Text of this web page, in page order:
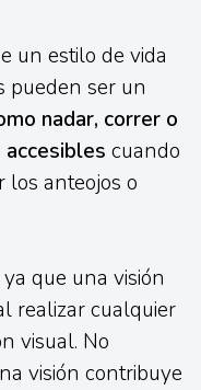
un estilo de vida
pueden ser un
nadar, correr o
cuando
los anteojos o
que una visión
realizar cualquier
visual. No
visión contribuye